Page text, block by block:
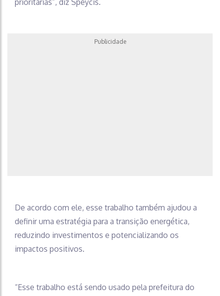
prioritárias”, diz Speycis.
Publicidade
De acordo com ele, esse trabalho também ajudou a
definir uma estratégia para a transição energética,
reduzindo investimentos e potencializando os
impactos positivos.
“Esse trabalho está sendo usado pela prefeitura do